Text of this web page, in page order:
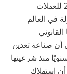
وفقًا لتقرير الأثر الاقتصادي العالمي لعام 2025 للعملات
أنغولا المرتبة بين أفضل 20 دولة في العالم
أن صناعة تعدين
في أنغولا نمت بنسبة 40% سنويًا منذ شرعيتها
في عام 2023. علاوة على ذلك، ي reported أن استهلاك